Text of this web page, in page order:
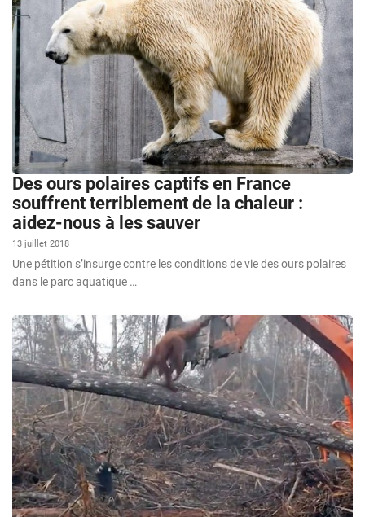
Des ours polaires captifs en France
souffrent terriblement de la chaleur :
aidez-nous à les sauver
13 juillet 2018
Une pétition s’insurge contre les conditions de vie des ours polaires
dans le parc aquatique …